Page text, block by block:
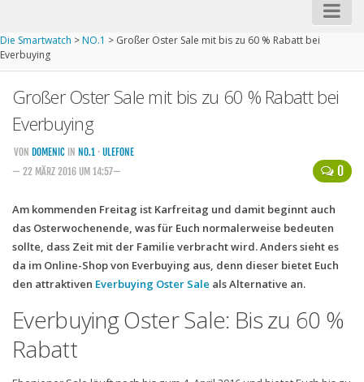
Startseite
Kommende Smartwatches
Marken und Modelle
Handytarife
Smartphonetarife
Datentarife
o2
Smartphonetarife
Prepaid-Tarife
Die Smartwatch >NO.1 > Großer Oster Sale mit bis zu 60 % Rabatt bei
Everbuying
Großer Oster Sale mit bis zu 60 % Rabatt bei
Everbuying
0
VON DOMENIC IN NO.1 · ULEFONE
— 22 MÄRZ 2016 UM 14:57—
Am kommenden Freitag ist Karfreitag und damit beginnt auch
das Osterwochenende, was für Euch normalerweise bedeuten
sollte, dass Zeit mit der Familie verbracht wird. Anders sieht es
da im Online-Shop von Everbuying aus, denn dieser bietet Euch
den attraktiven Everbuying Oster Sale als Alternative an.
Everbuying Oster Sale: Bis zu 60 %
Rabatt